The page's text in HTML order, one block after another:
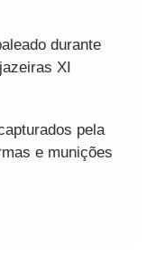
durante
XI
pela
e munições